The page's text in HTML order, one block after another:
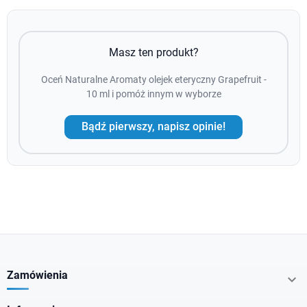
Masz ten produkt?
Oceń Naturalne Aromaty olejek eteryczny Grapefruit -
10 ml i pomóż innym w wyborze
Bądź pierwszy, napisz opinie!
Zamówienia 